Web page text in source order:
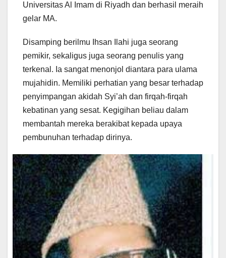
Universitas Al Imam di Riyadh dan berhasil meraih
gelar MA.
Disamping berilmu Ihsan Ilahi juga seorang
pemikir, sekaligus juga seorang penulis yang
terkenal. Ia sangat menonjol diantara para ulama
mujahidin. Memiliki perhatian yang besar terhadap
penyimpangan akidah Syi’ah dan firqah-firqah
kebatinan yang sesat. Kegigihan beliau dalam
membantah mereka berakibat kepada upaya
pembunuhan terhadap dirinya.